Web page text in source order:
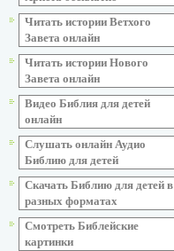
Читать истории Ветхого
Завета онлайн
Читать истории Нового
Завета онлайн
Видео Библия для детей
онлайн
Слушать онлайн Аудио
Библию для детей
Скачать Библию для детей в
разных форматах
Смотреть Библейские
картинки